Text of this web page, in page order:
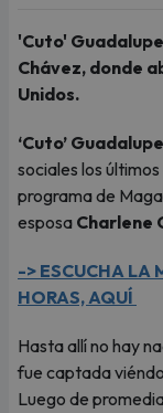
'Cuto'
Chávez, donde
Unidos.
‘Cuto’ Guadalupe
sociales los
programa de
esposa Charlene
-> ESCUCHA LA
HORAS, AQUÍ
Hasta allí no hay
fue captada
Luego de